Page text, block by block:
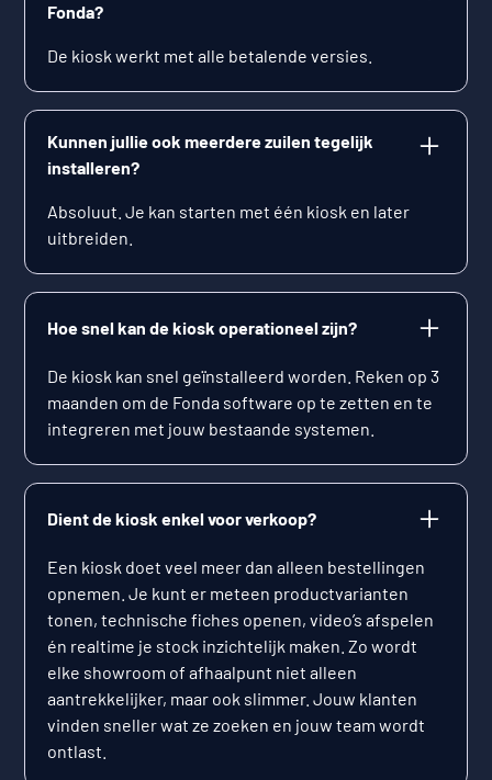
Fonda?
De kiosk werkt met alle betalende versies.
Kunnen jullie ook meerdere zuilen tegelijk
installeren?
Absoluut. Je kan starten met één kiosk en later
uitbreiden.
Hoe snel kan de kiosk operationeel zijn?
De kiosk kan snel geïnstalleerd worden. Reken op 3
maanden om de Fonda software op te zetten en te
integreren met jouw bestaande systemen.
Dient de kiosk enkel voor verkoop?
Een kiosk doet veel meer dan alleen bestellingen
opnemen. Je kunt er meteen productvarianten
tonen, technische fiches openen, video’s afspelen
én realtime je stock inzichtelijk maken. Zo wordt
elke showroom of afhaalpunt niet alleen
aantrekkelijker, maar ook slimmer. Jouw klanten
vinden sneller wat ze zoeken en jouw team wordt
ontlast.